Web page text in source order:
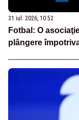
31 iul. 2026, 10:52
Fotbal: O
plângere